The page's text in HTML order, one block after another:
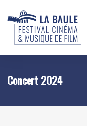
Concert 2024